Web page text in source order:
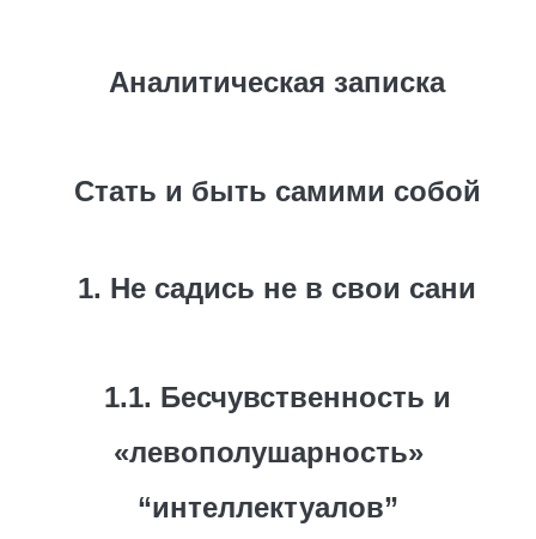
Аналитическая записка
Стать и быть самими собой
1. Не садись не в свои сани
1.1. Бесчувственность и
«левополушарность»
“интеллектуалов”